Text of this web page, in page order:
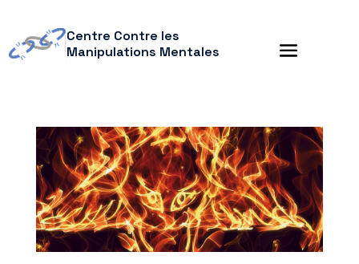
Centre Contre les
Manipulations Mentales